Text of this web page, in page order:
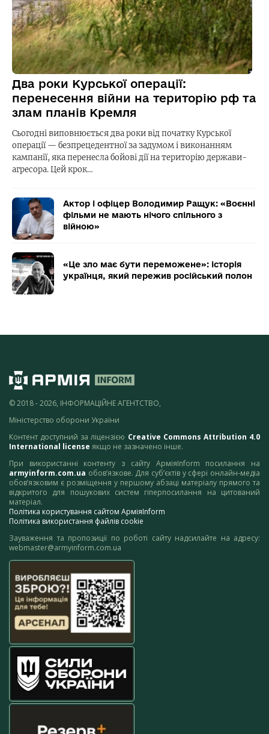
Два роки Курської операції:
перенесення війни на територію рф та
злам планів Кремля
Сьогодні виповнюється два роки від початку Курської
операції — безпрецедентної за задумом і виконанням
кампанії, яка перенесла бойові дії на територію держави-
агресора. Цей крок…
Актор і офіцер Володимир Ращук: «Воєнні
фільми не мають нічого спільного з
війною»
«Це зло має бути переможене»: історія
українця, який пережив російський полон
© 2018 - 2026, ІНФОРМАЦІЙНЕ АГЕНТСТВО,
Міністерство оборони України
Контент доступний за ліцензією Creative Commons Attribution 4.0
International license якщо не зазначено інше.
При використанні контенту з сайту АрміяInform посилання на
armyinform.com.ua обов’язкове. Для суб’єктів у сфері онлайн-медіа
обов’язковим є розміщення у першому абзаці матеріалу прямого та
відкритого для пошукових систем гіперпосилання на цитований
матеріал.
Політика користування сайтом АрміяInform
Політика використання файлів cookie
Зауваження та пропозиції по роботі сайту надсилайте на адресу:
webmaster@armyinform.com.ua